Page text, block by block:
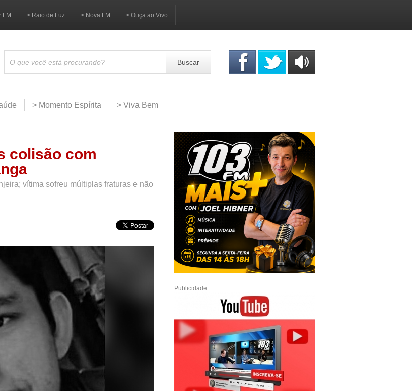
FM > Raio de Luz > Nova FM > Ouça ao Vivo
Buscar
> Momento Espírita > Viva Bem
colisão com
vítima sofreu múltiplas fraturas e não
Publicidade